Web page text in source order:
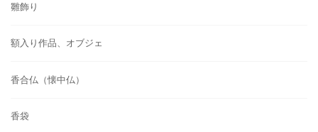
雛飾り
額入り作品、オブジェ
香合仏（懐中仏）
香袋